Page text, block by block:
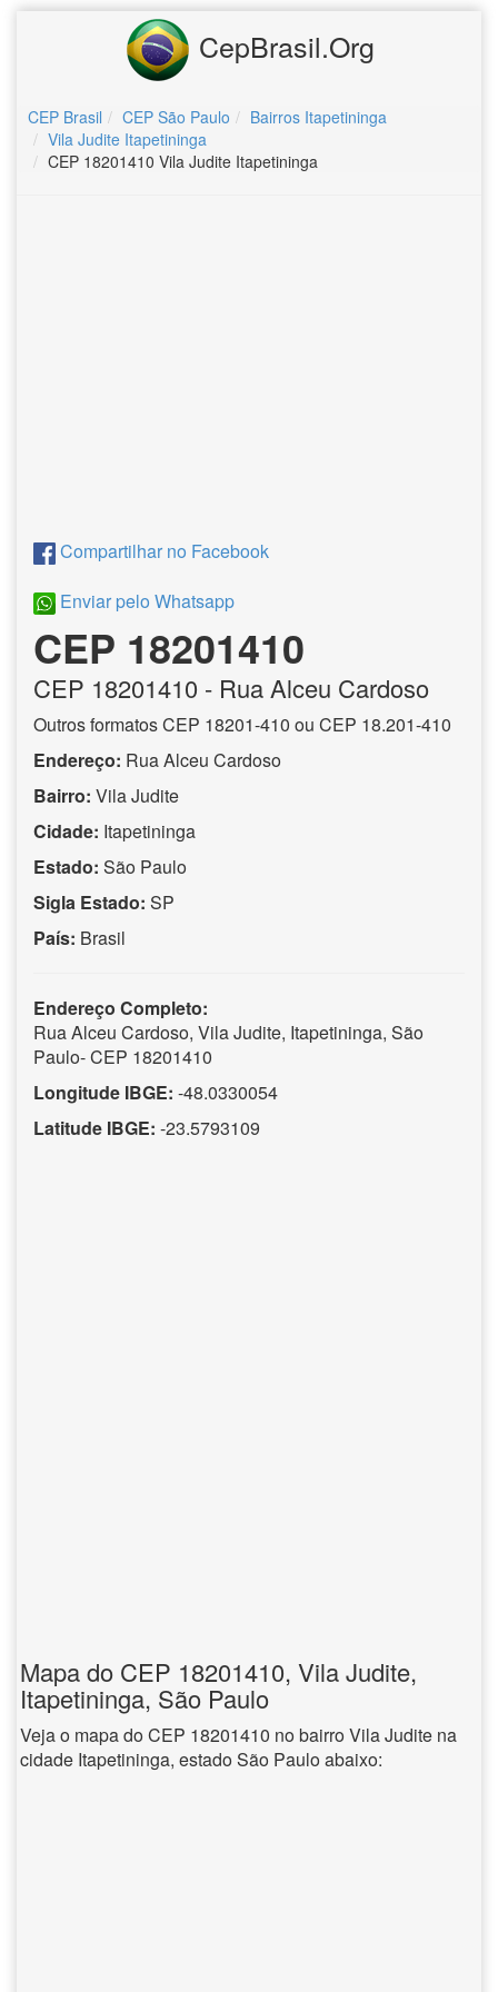
CepBrasil.Org
CEP Brasil CEP São Paulo
Bairros Itapetininga
Vila Judite Itapetininga
CEP 18201410 Vila Judite Itapetininga
Compartilhar no Facebook
Enviar pelo Whatsapp
CEP 18201410
CEP 18201410 - Rua Alceu Cardoso
Outros formatos CEP 18201-410 ou CEP 18.201-410
Endereço: Rua Alceu Cardoso
Bairro: Vila Judite
Cidade: Itapetininga
Estado: São Paulo
Sigla Estado: SP
País: Brasil
Endereço Completo:
Rua Alceu Cardoso, Vila Judite, Itapetininga, São
Paulo- CEP 18201410
Longitude IBGE: -48.0330054
Latitude IBGE: -23.5793109
Mapa do CEP 18201410, Vila Judite,
Itapetininga, São Paulo
Veja o mapa do CEP 18201410 no bairro Vila Judite na
cidade Itapetininga, estado São Paulo abaixo: